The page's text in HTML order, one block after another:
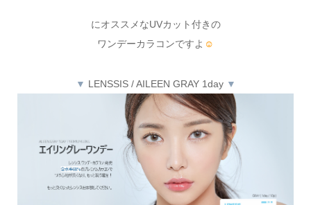
にオススメなUVカット付きの
ワンデーカラコンですよ ☺
▼ LENSSIS / AILEEN GRAY 1day ▼